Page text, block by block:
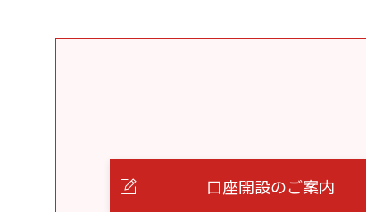
口座開設のご案内